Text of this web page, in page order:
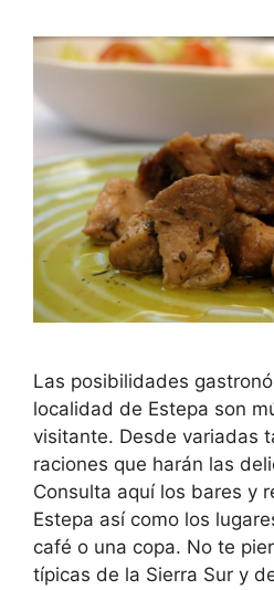
Las posibilidades
localidad de Estepa son
visitante. Desde variadas
raciones que harán las
Consulta aquí los bares y
Estepa así como los
café o una copa. No te
típicas de la Sierra Sur y